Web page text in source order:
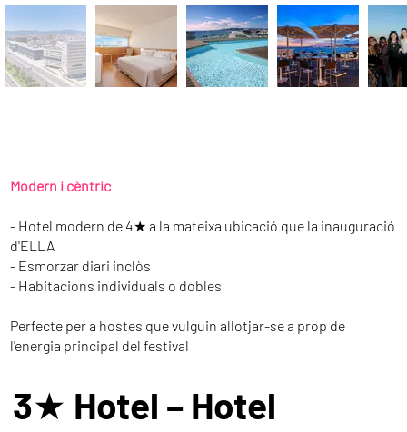
3★ Hotel – Hotel
Modern i cèntric
- Hotel modern de 4★ a la mateixa ubicació que la inauguració
d'ELLA
- Esmorzar diari inclòs
- Habitacions individuals o dobles
Perfecte per a hostes que vulguin allotjar-se a prop de
l'energia principal del festival